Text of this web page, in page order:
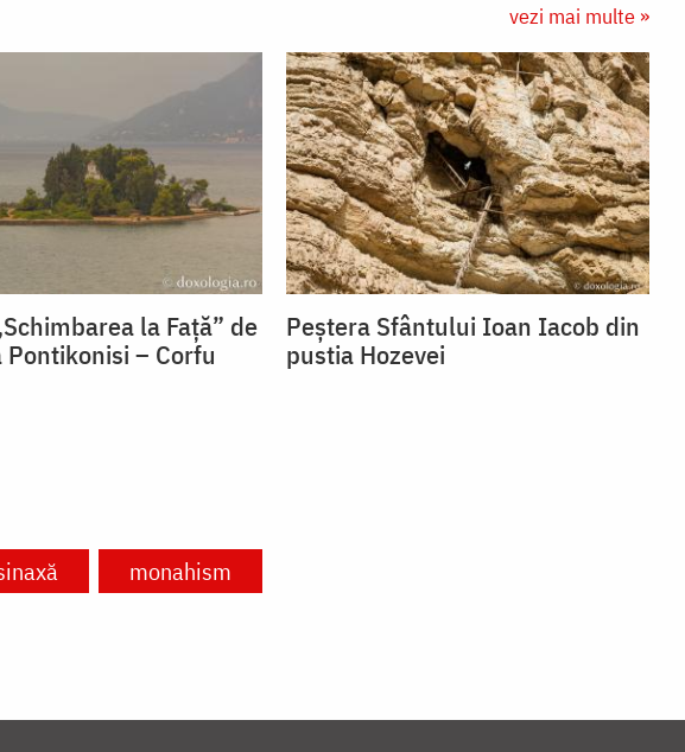
vezi mai multe »
la Față” de
– Corfu
Peștera Sfântului Ioan Iacob din
pustia Hozevei
monahism